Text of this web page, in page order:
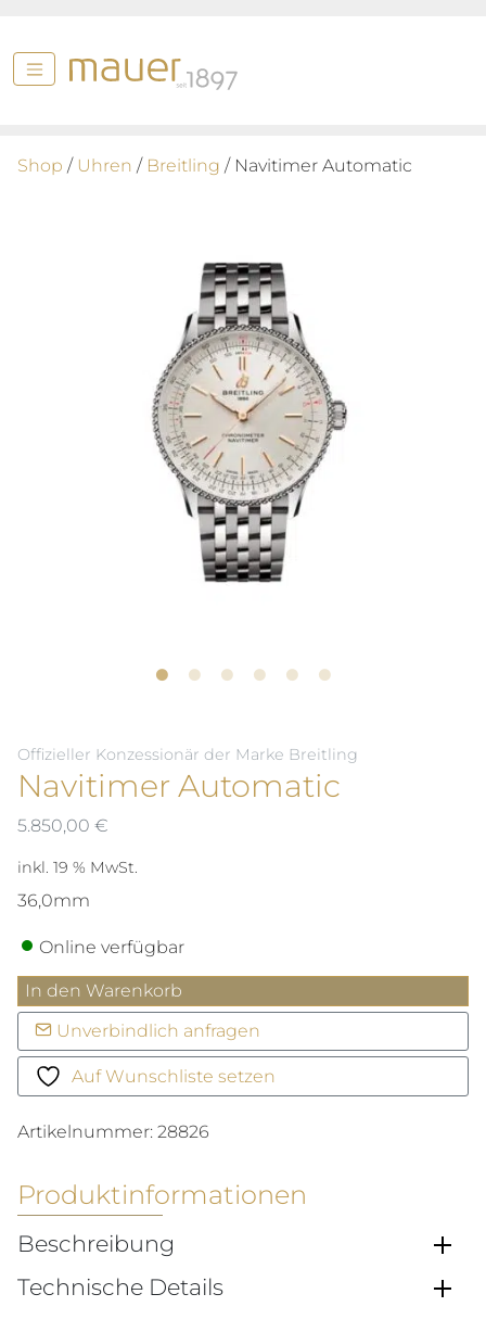
Shop / Uhren / Breitling / Navitimer Automatic
Offizieller Konzessionär der Marke Breitling
Navitimer Automatic
5.850,00 €
inkl. 19 % MwSt.
36,0mm
Online verfügbar
Navitimer
Automatic
Menge
In den Warenkorb
Unverbindlich anfragen
Auf Wunschliste setzen
Artikelnummer: 28826
Produktinformationen
Beschreibung
Technische Details